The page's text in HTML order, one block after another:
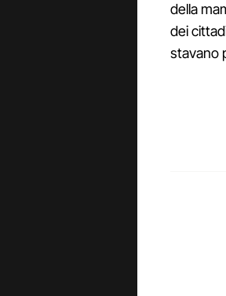
della
dei
stavano